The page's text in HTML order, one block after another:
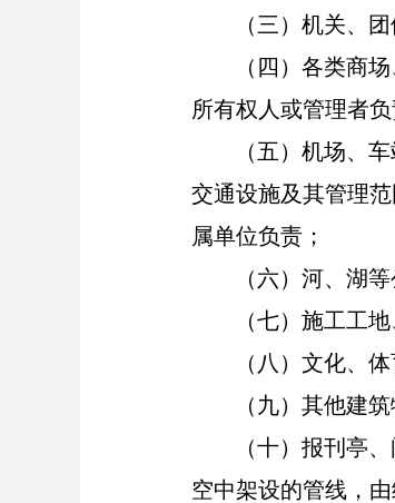
（三）机关、
（四）各类商场
所有权人或管理者负
（五）机场、
交通设施及其管理
属单位负责；
（六）河、湖
（七）施工工
（八）文化、
（九）其他建
（十）报刊亭
空中架设的管线，